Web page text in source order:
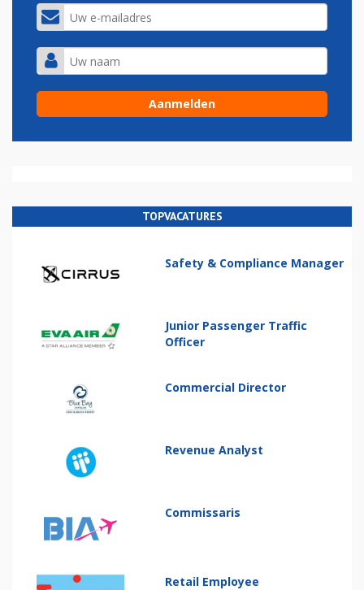
TOPVACATURES
Safety & Compliance Manager
Junior Passenger Traffic
Officer
Commercial Director
Revenue Analyst
Commissaris
Retail Employee